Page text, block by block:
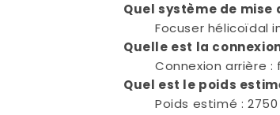
Quel système de mise
Focuser hélicoïdal
Quelle est la
Connexion arrière
Quel est le poids
Poids estimé : 2750